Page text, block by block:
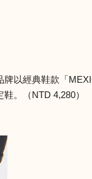
牌以經典鞋款「
。（NTD 4,280）